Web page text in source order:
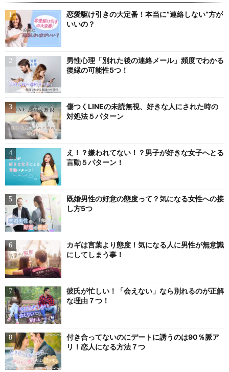
恋愛駆け引きの大定番！本当に”連絡しない”方が
いいの？
男性心理「別れた後の連絡メール」頻度でわかる
復縁の可能性5つ！
傷つくLINEの未読無視、好きな人にされた時の
対処法５パターン
え！？嫌われてない！？男子が好きな女子へとる
言動５パターン！
既婚男性の好意の態度って？気になる女性への接
し方5つ
カギは言葉より態度！気になる人に男性が無意識
にしてしまう事！
彼氏が忙しい！「会えない」なら別れるのが正解
な理由７つ！
付き合ってないのにデートに誘うのは90％脈ア
リ！恋人になる方法７つ